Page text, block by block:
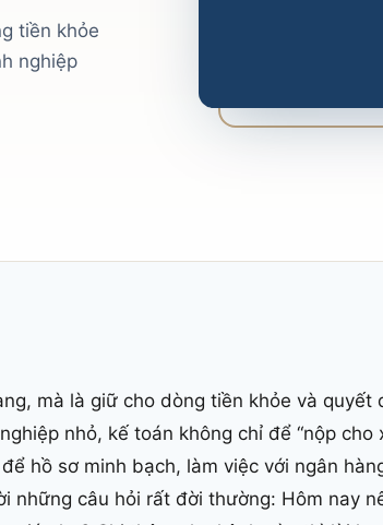
tiền khỏe
nghiệp
mà là giữ cho dòng tiền khỏe và quyết
nhỏ, kế toán không chỉ để “nộp cho
để hồ sơ minh bạch, làm việc với ngân
những câu hỏi rất đời thường: Hôm nay